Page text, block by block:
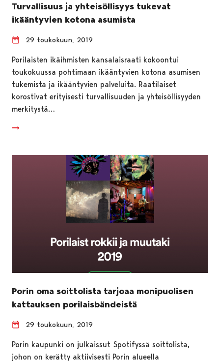
Turvallisuus ja yhteisöllisyys tukevat
ikääntyvien kotona asumista
29 toukokuun, 2019
Porilaisten ikäihmisten kansalaisraati kokoontui
toukokuussa pohtimaan ikääntyvien kotona asumisen
tukemista ja ikääntyvien palveluita. Raatilaiset
korostivat erityisesti turvallisuuden ja yhteisöllisyyden
merkitystä…
Porin oma soittolista tarjoaa monipuolisen
kattauksen porilaisbändeistä
29 toukokuun, 2019
Porin kaupunki on julkaissut Spotifyssä soittolista,
johon on kerätty aktiivisesti Porin alueella